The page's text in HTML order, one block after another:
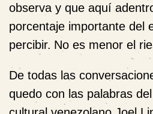
observa y que aquí
porcentaje importante del
percibir. No es menor el
De todas las
quedo con las palabras